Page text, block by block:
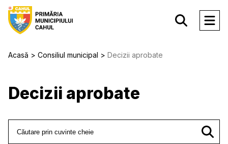
Acasă Consiliul municipal Decizii aprobate
Decizii aprobate